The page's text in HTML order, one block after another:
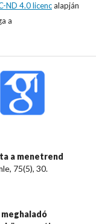
ND 4.0 licencalapján
a
a menetrend
75(5), 30.